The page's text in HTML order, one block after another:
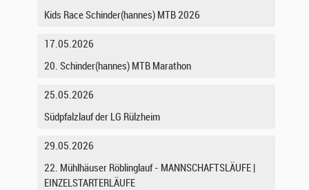
Kids Race Schinder(hannes) MTB 2026
17.05.2026
20. Schinder(hannes) MTB Marathon
25.05.2026
Südpfalzlauf der LG Rülzheim
29.05.2026
22. Mühlhäuser Röblinglauf - MANNSCHAFTSLÄUFE |
EINZELSTARTERLÄUFE